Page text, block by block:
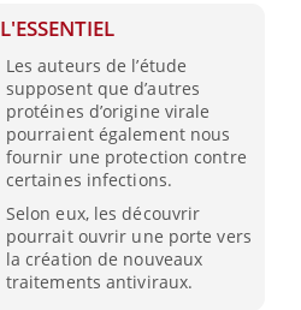
L'ESSENTIEL
Les auteurs de l’étude
supposent que d’autres
protéines d’origine virale
pourraient également nous
fournir une protection contre
certaines infections.
Selon eux, les découvrir
pourrait ouvrir une porte vers
la création de nouveaux
traitements antiviraux.